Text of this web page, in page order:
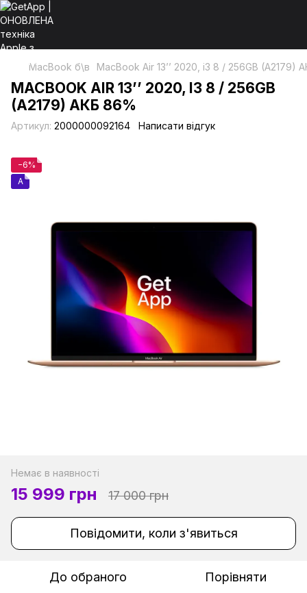
MacBook б\в MacBook Air 13’’ 2020, i3 8 / 256GB (A2179)
MACBOOK AIR 13’’ 2020, I3 8 / 256GB
(A2179) АКБ 86%
Артикул: 2000000092164 Написати відгук
−6%
A
Немає в наявності
15 999 грн 17 000 грн
Повідомити, коли з'явиться
До обраного Порівняти